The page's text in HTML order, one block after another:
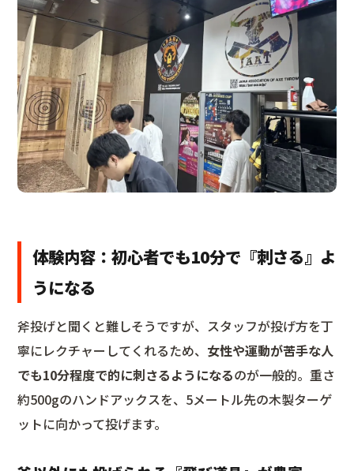
体験内容：初心者でも10分で『刺さる』よ
うになる
斧投げと聞くと難しそうですが、スタッフが投げ方を丁
寧にレクチャーしてくれるため、 女性や運動が苦手な人
でも10分程度で的に刺さるようになるのが一般的。重さ
約500gのハンドアックスを、5メートル先の木製ターゲ
ットに向かって投げます。